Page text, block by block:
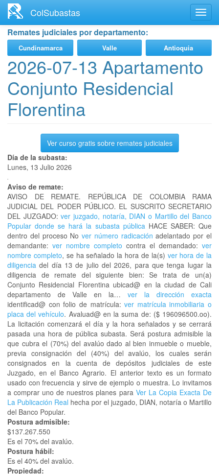
contenido
principal
ColSubastas
Remates judiciales por departamento:
Cundinamarca Valle Antioquia
2026-07-13 Apartamento
Conjunto Residencial
Florentina
Ver curso gratis sobre remates judiciales
Día de la subasta:
Lunes, 13 Julio 2026
Aviso de remate:
AVISO DE REMATE. REPÚBLICA DE COLOMBIA RAMA
JUDICIAL DEL PODER PÚBLICO. EL SUSCRITO SECRETARIO
DEL JUZGADO: ver juzgado, notaría, DIAN o Martillo del Banco
Popular donde se hará la subasta públicaHACE SABER: Que
dentro del proceso Nover número radicación adelantado por el
demandante: ver nombre completo contra el demandado: ver
nombre completo, se ha señalado la hora de la(s) ver hora de la
diligencia del día 13 de julio del 2026, para que tenga lugar la
diligencia de remate del siguiente bien: Se trata de un(a)
Conjunto Residencial Florentina ubicad@ en la ciudad de Cali
departamento de Valle en la… ver la dirección exacta
identificad@ con folio de matrícula:ver matrícula inmobiliaria o
placa del vehículo. Avaluad@ en la suma de: ($ 196096500.oo).
La licitación comenzará el día y la hora señalados y se cerrará
pasada una hora de pública subasta. Será postura admisible la
que cubra el (70%) del avalúo dado al bien inmueble o mueble,
previa consignación del (40%) del avalúo, los cuales serán
consignados en la cuenta de depósitos judiciales de este
Juzgado, en el Banco Agrario. El anterior texto es un formato
usado con frecuencia y sirve de ejemplo o muestra. Lo invitamos
a comprar uno de nuestros planes para Ver La Copia Exacta De
La Publicación Real hecha por el juzgado, DIAN, notaría o Martillo
del Banco Popular.
Postura admisible:
$137.267.550
Es el 70% del avalúo.
Postura hábil:
Es el 40% del avalúo.
Propiedad: